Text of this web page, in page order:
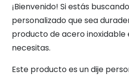
¡Bienvenido! Si estás
personalizado que sea
producto de acero inoxidable
necesitas.
Este producto es un dije